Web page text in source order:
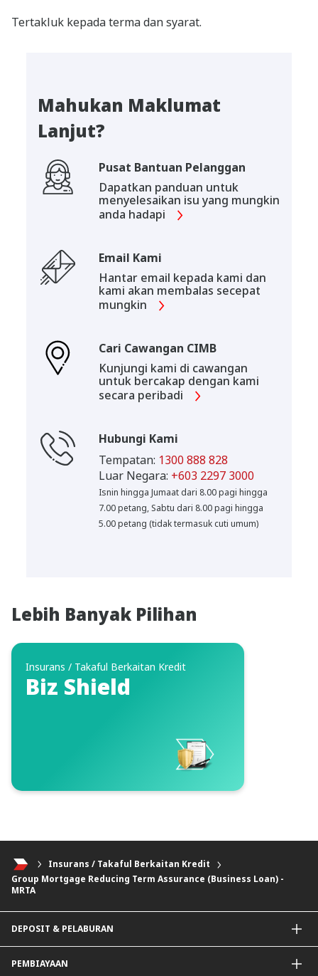
Tertakluk kepada terma dan syarat.
Mahukan Maklumat
Lanjut?
Pusat Bantuan Pelanggan
Dapatkan panduan untuk
menyelesaikan isu yang mungkin
anda hadapi
Email Kami
Hantar email kepada kami dan
kami akan membalas secepat
mungkin
Cari Cawangan CIMB
Kunjungi kami di cawangan
untuk bercakap dengan kami
secara peribadi
Hubungi Kami
Tempatan: 1300 888 828
Luar Negara: +603 2297 3000
Isnin hingga Jumaat dari 8.00 pagi hingga
7.00 petang, Sabtu dari 8.00 pagi hingga
5.00 petang (tidak termasuk cuti umum)
Lebih Banyak Pilihan
Insurans / Takaful Berkaitan Kredit
Biz Shield
Insurans / Takaful Berkaitan Kredit
Group Mortgage Reducing Term Assurance (Business Loan) -
MRTA
DEPOSIT & PELABURAN
Deposit & Pelaburan Tetap
PEMBIAYAAN